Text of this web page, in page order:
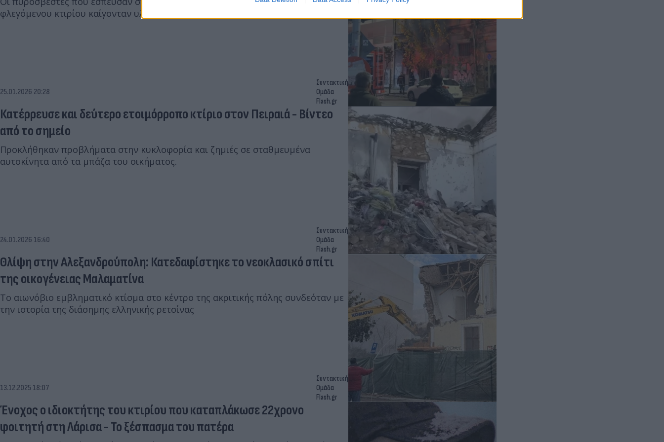
φλεγόμενου κτιρίου καίγονταν υλικά, κυρίως σκουπίδια.
25.01.2026 20:28
Συντακτική
Ομάδα
Flash.gr
Κατέρρευσε και δεύτερο ετοιμόρροπο κτίριο στον Πειραιά - Βίντεο
από το σημείο
Προκλήθηκαν προβλήματα στην κυκλοφορία και ζημιές σε σταθμευμένα
αυτοκίνητα από τα μπάζα του οικήματος.
24.01.2026 16:40
Συντακτική
Ομάδα
Flash.gr
Θλίψη στην Αλεξανδρούπολη: Κατεδαφίστηκε το νεοκλασικό σπίτι
της οικογένειας Μαλαματίνα
Το αιωνόβιο εμβληματικό κτίσμα στο κέντρο της ακριτικής πόλης συνδεόταν με
την ιστορία της διάσημης ελληνικής ρετσίνας
13.12.2025 18:07
Συντακτική
Ομάδα
Flash.gr
Ένοχος ο ιδιοκτήτης του κτιρίου που καταπλάκωσε 22χρονο
φοιτητή στη Λάρισα - To ξέσπασμα του πατέρα